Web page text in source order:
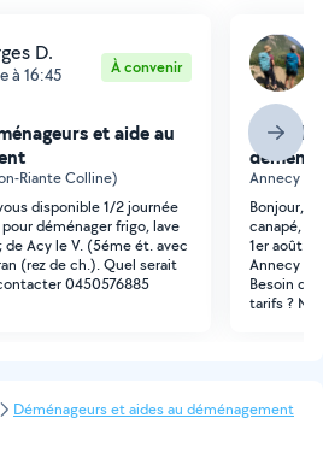
D.
à 16:45 À convenir
et aide au
Riante Colline)
disponible 1/2 journée
déménager frigo, lave
Acy le V. (5éme ét. avec
(rez de ch.). Quel serait
0450576885
Annecy
Bonjour,
canapé, 2
1er août
Annecy
Besoin de
tarifs ?
Déménageurs et aides au déménagement